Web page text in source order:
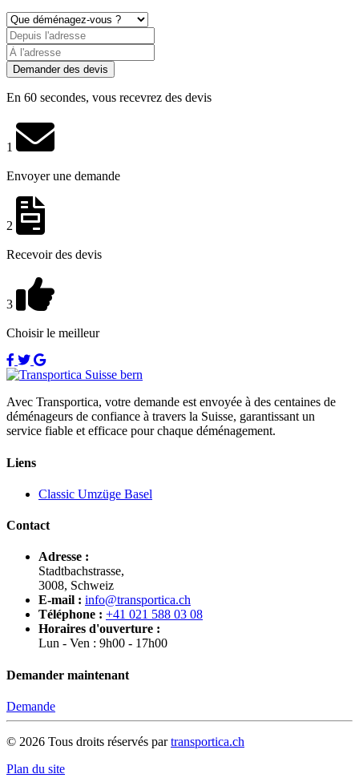
Demander des devis
En 60 secondes, vous recevrez des devis
1
Envoyer une demande
2
Recevoir des devis
3
Choisir le meilleur
Avec Transportica, votre demande est envoyée à des centaines de
déménageurs de confiance à travers la Suisse, garantissant un
service fiable et efficace pour chaque déménagement.
Liens
Classic Umzüge Basel
Contact
Adresse :
Stadtbachstrasse,
3008, Schweiz
E-mail : info@transportica.ch
Téléphone : +41 021 588 03 08
Horaires d'ouverture :
Lun - Ven : 9h00 - 17h00
Demander maintenant
Demande
© 2026 Tous droits réservés partransportica.ch
Plan du site